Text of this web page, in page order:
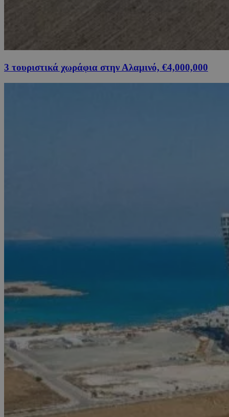
3 τουριστικά χωράφια στην Αλαμινό, €4,000,000